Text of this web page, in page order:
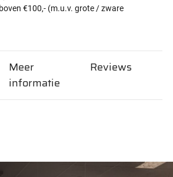
€100,- (m.u.v. grote / zware
Meer
informatie
Reviews